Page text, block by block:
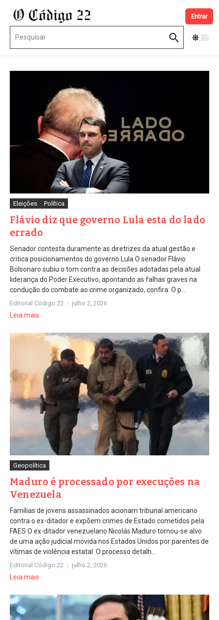
Entrar
Eleições Política
Flávio diz que governo Lula esta do lado
errado
Senador contesta duramente as diretrizes da atual gestão e
critica posicionamentos do governo Lula O senador Flávio
Bolsonaro subiu o tom contra as decisões adotadas pela atual
liderança do Poder Executivo, apontando as falhas graves na
condução do combate ao crime organizado, confira: O p...
Editorial Código 22 julho 2, 2026
Leia mais
Geopolítica
Maduro é processado por execuções na
Venezuela
Famílias de jovens assassinados acionam tribunal americano
contra o ex-ditador e expõem crimes de Estado cometidos pela
FAES O ex-ditador venezuelano Nicolás Maduro tornou-se alvo
de uma ação judicial movida nos Estados Unidos por parentes de
vítimas de violência estatal. O processo detalh...
Editorial Código 22 julho 2, 2026
Leia mais